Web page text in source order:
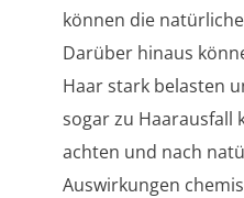
können die
Darüber hinaus
Haar stark belasten
sogar zu Haarausfall
achten und nach
Auswirkungen